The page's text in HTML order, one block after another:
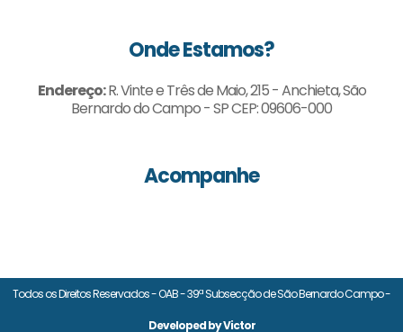
Onde Estamos?
Endereço:R. Vinte e Três de Maio, 215 - Anchieta, São
Bernardo do Campo - SP CEP: 09606-000
Acompanhe
Todos os Direitos Reservados - OAB - 39ª Subsecção de São Bernardo Campo -
Developed by Victor